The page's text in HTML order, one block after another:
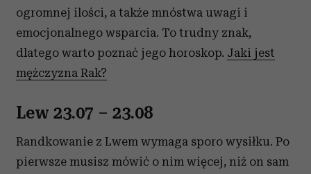
ogromnej ilości, a także mnóstwa uwagi i
emocjonalnego wsparcia. To trudny znak,
dlatego warto poznać jego horoskop. Jaki jest
mężczyzna Rak?
Lew 23.07 – 23.08
Randkowanie z Lwem wymaga sporo wysiłku. Po
pierwsze musisz mówić o nim więcej, niż on sam